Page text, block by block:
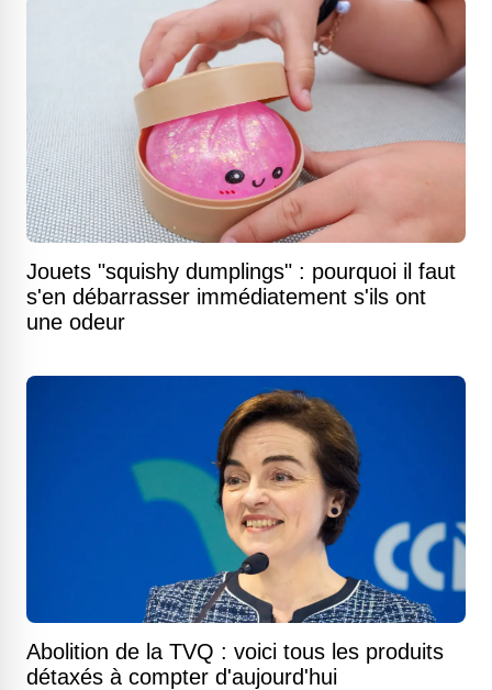
Jouets "squishy dumplings" : pourquoi il faut
s'en débarrasser immédiatement s'ils ont
une odeur
Abolition de la TVQ : voici tous les produits
détaxés à compter d'aujourd'hui